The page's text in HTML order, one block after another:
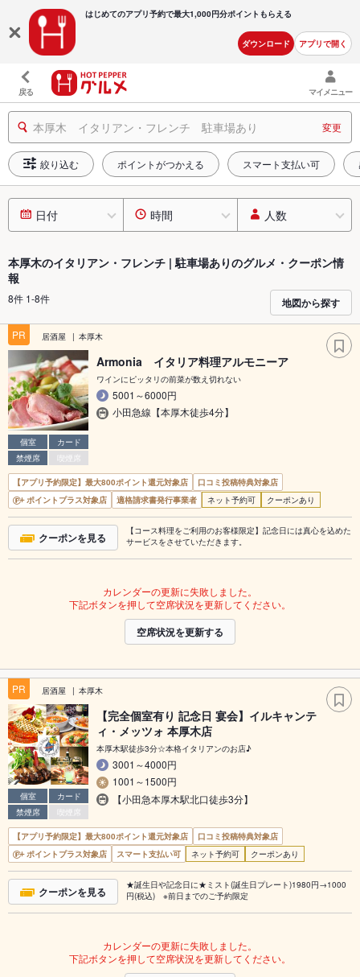
はじめてのアプリ予約で最大1,000円分ポイントもらえる
ダウンロード アプリで開く
戻る マイメニュー
本厚木 イタリアン・フレンチ 駐車場あり 変更
絞り込む ポイントがつかえる スマート支払い可
日付 時間 人数
本厚木のイタリアン・フレンチ | 駐車場ありのグルメ・クーポン情
報
8件 1-8件 地図から探す
PR 居酒屋 本厚木
個室
カード
禁煙席
喫煙席
Armonia イタリア料理アルモニーア
ワインにピッタリの前菜が数え切れない
5001～6000円
小田急線【本厚木徒歩4分】
【アプリ予約限定】最大800ポイント還元対象店
口コミ投稿特典対象店
ポイントプラス対象店
適格請求書発行事業者 ネット予約可 クーポンあり
クーポンを見る
【コース料理をご利用のお客様限定】記念日には真心を込めた
サービスをさせていただきます。
カレンダーの更新に失敗しました。
下記ボタンを押して空席状況を更新してください。
空席状況を更新する
PR 居酒屋 本厚木
個室
カード
禁煙席
喫煙席
【完全個室有り 記念日 宴会】イルキャンテ
ィ・メッツォ 本厚木店
本厚木駅徒歩3分☆本格イタリアンのお店♪
3001～4000円
1001～1500円
【小田急本厚木駅北口徒歩3分】
【アプリ予約限定】最大800ポイント還元対象店
口コミ投稿特典対象店
ポイントプラス対象店
スマート支払い可 ネット予約可 クーポンあり
クーポンを見る
★誕生日や記念日に★ミスト(誕生日プレート)1980円→1000
円(税込) ※前日までのご予約限定
カレンダーの更新に失敗しました。
下記ボタンを押して空席状況を更新してください。